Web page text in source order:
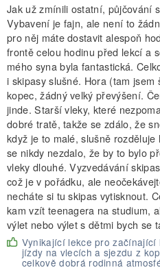
Jak už zmínili ostatní, půjčování
Vybavení je fajn, ale není to
pro něj máte dostavit alespoň
frontě celou hodinu před lekcí a
mého syna byla fantastická.
i skipasy slušné. Hora (tam
kopec, žádný velký převýšení.
jinde. Starší vleky, které
dobré tratě, takže se zdálo, že
když je to malé, slušně
se nikdy nezdalo, že by to bylo
vleky dlouhé. Vyzvedávání
což je v pořádku, ale
necháte si tu skipas vytisknout.
kam vzít teenagera na studium,
výlet nebo výlet s dětmi bych se
Vynikající lekce pro
jízdy na vlecích a sjezdu z
celkově dobrá rodinná